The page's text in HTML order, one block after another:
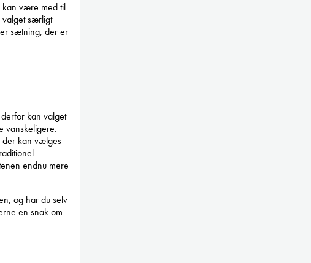
kan være med til
valget særligt
sætning, der er
kan valget
vanskeligere.
der kan vælges
endnu mere
og har du selv
en snak om